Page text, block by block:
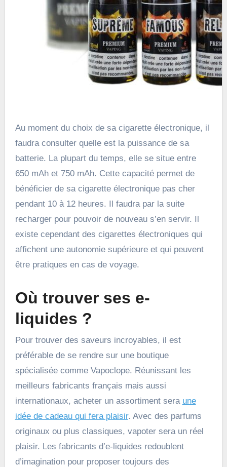
Au moment du choix de sa cigarette électronique, il
faudra consulter quelle est la puissance de sa
batterie. La plupart du temps, elle se situe entre
650 mAh et 750 mAh. Cette capacité permet de
bénéficier de sa cigarette électronique pas cher
pendant 10 à 12 heures. Il faudra par la suite
recharger pour pouvoir de nouveau s’en servir. Il
existe cependant des cigarettes électroniques qui
affichent une autonomie supérieure et qui peuvent
être pratiques en cas de voyage.
Où trouver ses e-
liquides ?
Pour trouver des saveurs incroyables, il est
préférable de se rendre sur une boutique
spécialisée comme Vapoclope. Réunissant les
meilleurs fabricants français mais aussi
internationaux, acheter un assortiment sera une
idée de cadeau qui fera plaisir. Avec des parfums
originaux ou plus classiques, vapoter sera un réel
plaisir. Les fabricants d’e-liquides redoublent
d’imagination pour proposer toujours des